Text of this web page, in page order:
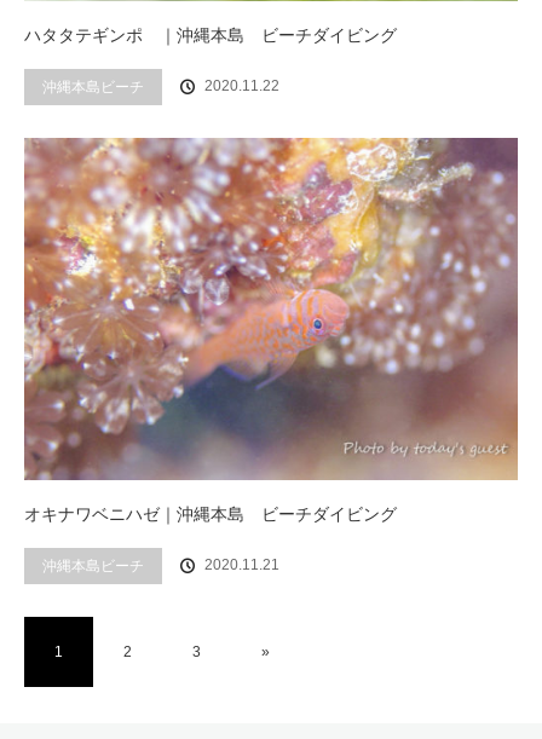
ハタタテギンポ ｜沖縄本島 ビーチダイビング
沖縄本島ビーチ 2020.11.22
オキナワベニハゼ｜沖縄本島 ビーチダイビング
沖縄本島ビーチ 2020.11.21
1 2 3 »